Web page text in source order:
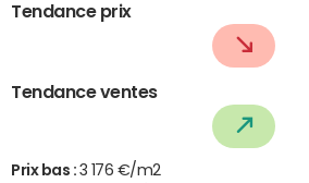
Tendance prix
Tendance ventes
Prix bas : 3 176 €/m2